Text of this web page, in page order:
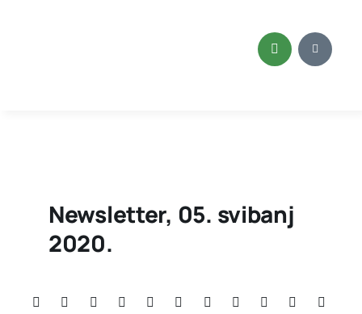
Newsletter, 05. svibanj
2020.